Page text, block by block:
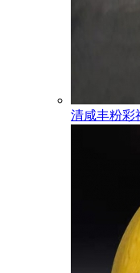
清咸丰粉彩